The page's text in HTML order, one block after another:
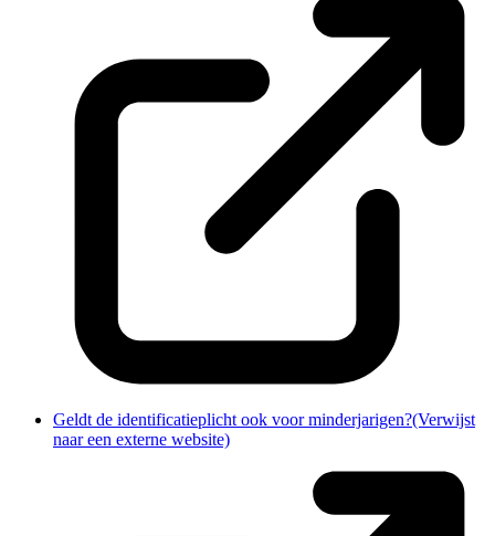
Geldt de identificatieplicht ook voor minderjarigen?(Verwijst
naar een externe website)